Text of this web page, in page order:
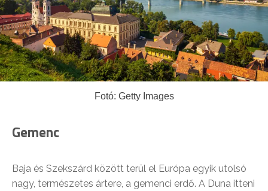
Fotó: Getty Images
Gemenc
Baja és Szekszárd között terül el Európa egyik utolsó
nagy, természetes ártere, a gemenci erdő. A Duna itteni